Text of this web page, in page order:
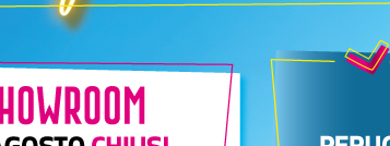
benzina Nuove Fiat 600 Hybrid 136...